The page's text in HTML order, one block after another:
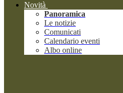
Novità
Panoramica
Le notizie
Comunicati
Calendario eventi
Albo online